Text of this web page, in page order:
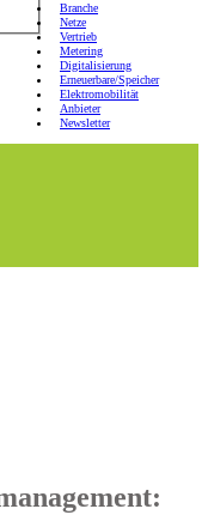
Branche
Netze
Vertrieb
Metering
Digitalisierung
Erneuerbare/Speicher
Elektromobilität
Anbieter
Newsletter